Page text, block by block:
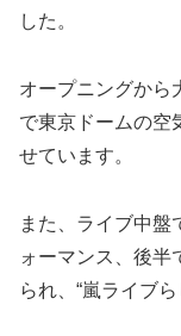
した。
オープニングから
で東京ドームの空
せています。
また、ライブ中盤
ォーマンス、後半
られ、“嵐ライブ